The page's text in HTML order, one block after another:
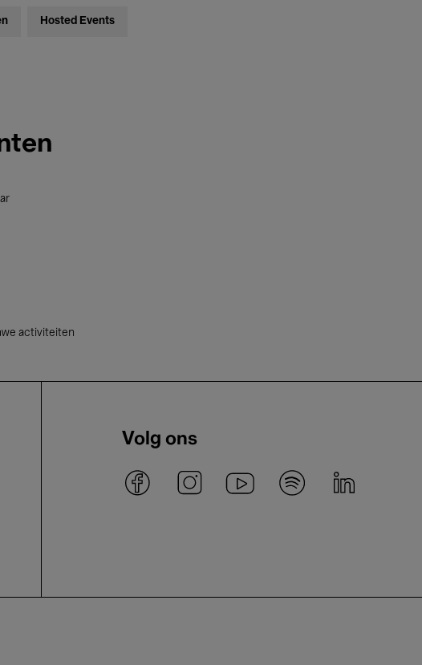
Hosted Events
activiteiten
Volg ons